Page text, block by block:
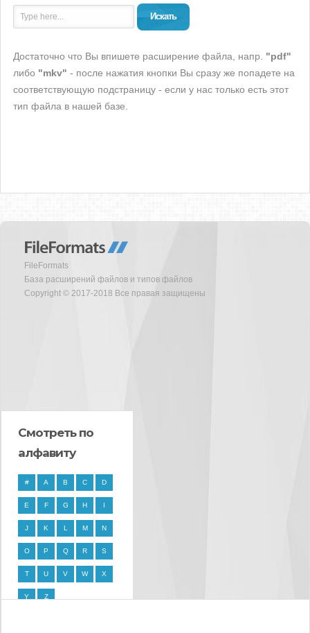
Искать
Достаточно что Вы впишете расширение файла, напр. "pdf"
либо "mkv" - после нажатия кнопки Вы сразу же попадете на
соответствующую подстраницу - если у нас только есть этот
тип файла в нашей базе.
FileFormats
База расширений файлов и типов файлов
Copyright © 2017-2018 Все правая защищены
Смотреть по
алфавиту
# A B C D
E F G H I
J K L M N
O P Q R S
T U V W X
Y Z